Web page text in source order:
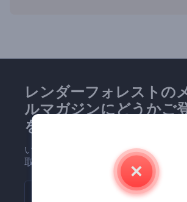
レンダーフォレストの
ルマガジンにどうかご
を！
いち早く最新のニュースとオファー
取りましょう。